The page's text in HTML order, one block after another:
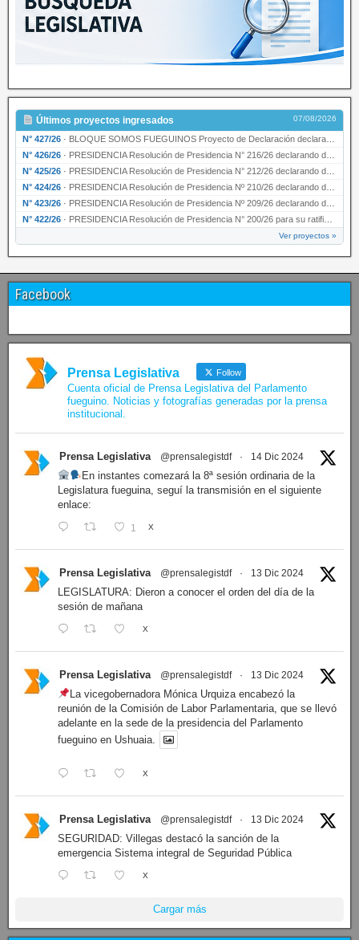
Últimos proyectos ingresados 07/08/2026
N° 427/26 · BLOQUE SOMOS FUEGUINOS Proyecto de Declaración declarando de interés provincial PRESIDENCI…
N° 426/26 · PRESIDENCIA Resolución de Presidencia N° 216/26 declarando de interés provincial la labor …
N° 425/26 · PRESIDENCIA Resolución de Presidencia N° 212/26 declarando de interés provincial el “50° A…
N° 424/26 · PRESIDENCIA Resolución de Presidencia Nº 210/26 declarando de interés provincial el proyec…
N° 423/26 · PRESIDENCIA Resolución de Presidencia Nº 209/26 declarando de interés provincial la presen…
N° 422/26 · PRESIDENCIA Resolución de Presidencia N° 200/26 para su ratificación.
Ver proyectos »
Facebook
Prensa Legislativa Follow
Cuenta oficial de Prensa Legislativa del Parlamento
fueguino. Noticias y fotografías generadas por la prensa
institucional.
Prensa Legislativa @prensalegistdf · 14 Dic 2024
En instantes comezará la 8ª sesión ordinaria de la
Legislatura fueguina, seguí la transmisión en el siguiente
enlace:
1 X
Prensa Legislativa @prensalegistdf · 13 Dic 2024
LEGISLATURA: Dieron a conocer el orden del día de la
sesión de mañana
X
Prensa Legislativa @prensalegistdf · 13 Dic 2024
La vicegobernadora Mónica Urquiza encabezó la
reunión de la Comisión de Labor Parlamentaria, que se llevó
adelante en la sede de la presidencia del Parlamento
fueguino en Ushuaia.
X
Prensa Legislativa @prensalegistdf · 13 Dic 2024
SEGURIDAD: Villegas destacó la sanción de la
emergencia Sistema integral de Seguridad Pública
X
Cargar más